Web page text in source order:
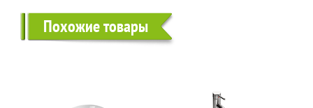
Похожие товары